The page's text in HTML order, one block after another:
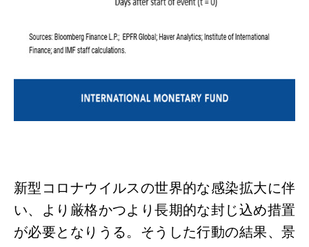
新型コロナウイルスの世界的な感染拡大に伴
い、より厳格かつより長期的な封じ込め措置
が必要となりうる。そうした行動の結果、景